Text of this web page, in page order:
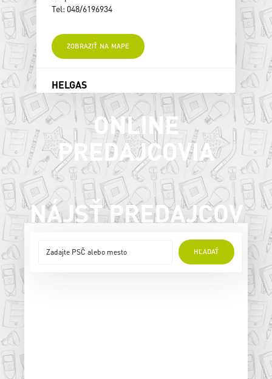
Tel: 048/6196934
ZOBRAZIŤ NA MAPE
HELGAS
Hlavná 72
Heľpa
Tel: 048/6196934
ZOBRAZIŤ NA MAPE
ONLINE
PREDAJCOVIA
NÁJSŤ PREDAJCOV
HĽADAŤ